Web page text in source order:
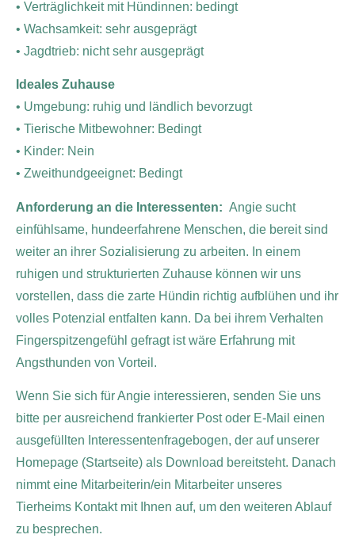
• Verträglichkeit mit Hündinnen: bedingt
• Wachsamkeit: sehr ausgeprägt
• Jagdtrieb: nicht sehr ausgeprägt
Ideales Zuhause
• Umgebung: ruhig und ländlich bevorzugt
• Tierische Mitbewohner: Bedingt
• Kinder: Nein
• Zweithundgeeignet: Bedingt
Anforderung an die Interessenten: Angie sucht
einfühlsame, hundeerfahrene Menschen, die bereit sind
weiter an ihrer Sozialisierung zu arbeiten. In einem
ruhigen und strukturierten Zuhause können wir uns
vorstellen, dass die zarte Hündin richtig aufblühen und ihr
volles Potenzial entfalten kann. Da bei ihrem Verhalten
Fingerspitzengefühl gefragt ist wäre Erfahrung mit
Angsthunden von Vorteil.
Wenn Sie sich für Angie interessieren, senden Sie uns
bitte per ausreichend frankierter Post oder E-Mail einen
ausgefüllten Interessentenfragebogen, der auf unserer
Homepage (Startseite) als Download bereitsteht. Danach
nimmt eine Mitarbeiterin/ein Mitarbeiter unseres
Tierheims Kontakt mit Ihnen auf, um den weiteren Ablauf
zu besprechen.